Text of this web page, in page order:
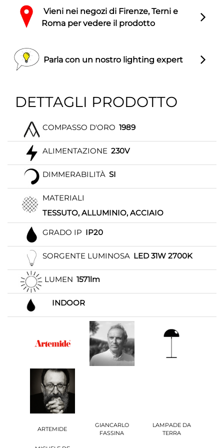
Vieni nei negozi di Firenze, Terni e
Roma per vedere il prodotto
Parla con un nostro lighting expert
DETTAGLI PRODOTTO
COMPASSO D'ORO 1989
ALIMENTAZIONE 230V
DIMMERABILITÀ SI
MATERIALI
TESSUTO, ALLUMINIO, ACCIAIO
GRADO IP IP20
SORGENTE LUMINOSA LED 31W 2700K
LUMEN 1571lm
INDOOR
ARTEMIDE
GIANCARLO
FASSINA
LAMPADE DA
TERRA